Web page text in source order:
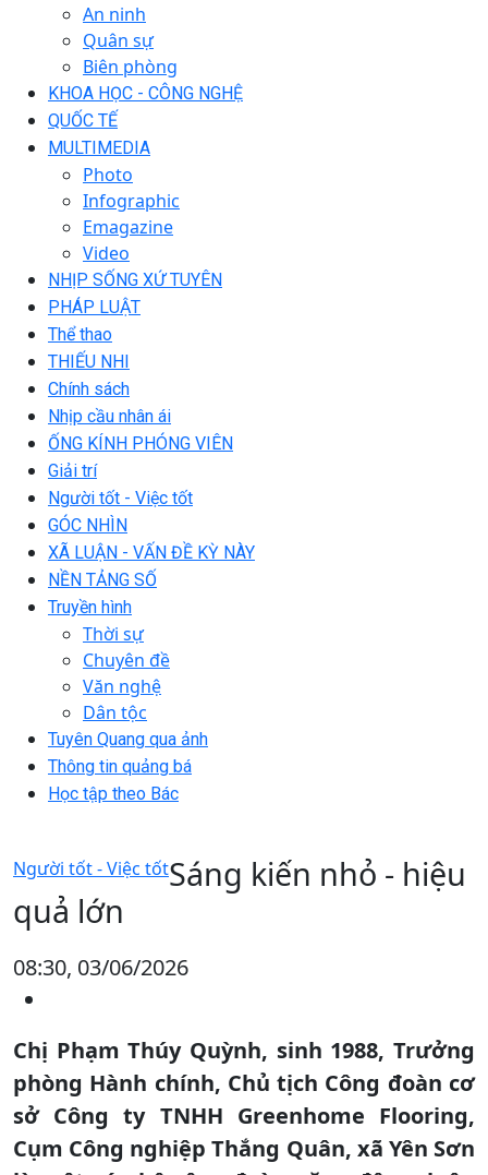
An ninh
Quân sự
Biên phòng
KHOA HỌC - CÔNG NGHỆ
QUỐC TẾ
MULTIMEDIA
Photo
Infographic
Emagazine
Video
NHỊP SỐNG XỨ TUYÊN
PHÁP LUẬT
Thể thao
THIẾU NHI
Chính sách
Nhịp cầu nhân ái
ỐNG KÍNH PHÓNG VIÊN
Giải trí
Người tốt - Việc tốt
GÓC NHÌN
XÃ LUẬN - VẤN ĐỀ KỲ NÀY
NỀN TẢNG SỐ
Truyền hình
Thời sự
Chuyên đề
Văn nghệ
Dân tộc
Tuyên Quang qua ảnh
Thông tin quảng bá
Học tập theo Bác
Người tốt - Việc tốtSáng kiến nhỏ - hiệu
quả lớn
08:30, 03/06/2026
Chị Phạm Thúy Quỳnh, sinh 1988, Trưởng
phòng Hành chính, Chủ tịch Công đoàn cơ
sở Công ty TNHH Greenhome Flooring,
Cụm Công nghiệp Thắng Quân, xã Yên Sơn